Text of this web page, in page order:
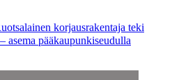
korjausrakentaja teki
asema pääkaupunkiseudulla